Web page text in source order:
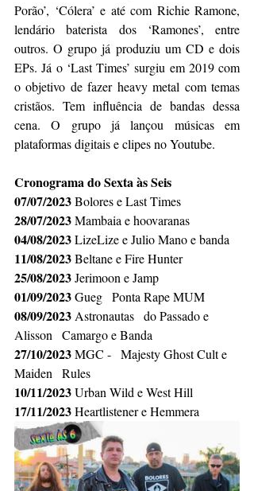
Porão’, ‘Cólera’ e até com Richie Ramone,
lendário baterista dos ‘Ramones’, entre
outros. O grupo já produziu um CD e dois
EPs. Já o ‘Last Times’ surgiu em 2019 com
o objetivo de fazer heavy metal com temas
cristãos. Tem influência de bandas dessa
cena. O grupo já lançou músicas em
plataformas digitais e clipes no Youtube.
Cronograma do Sexta às Seis
07/07/2023 Bolores e Last Times
28/07/2023 Mambaia e hoovaranas
04/08/2023 LizeLize e Julio Mano e banda
11/08/2023 Beltane e Fire Hunter
25/08/2023 Jerimoon e Jamp
01/09/2023 Gueg   Ponta Rape MUM
08/09/2023 Astronautas   do Passado e
Alisson   Camargo e Banda
27/10/2023 MGC -   Majesty Ghost Cult e
Maiden   Rules
10/11/2023 Urban Wild e West Hill
17/11/2023 Heartlistener e Hemmera